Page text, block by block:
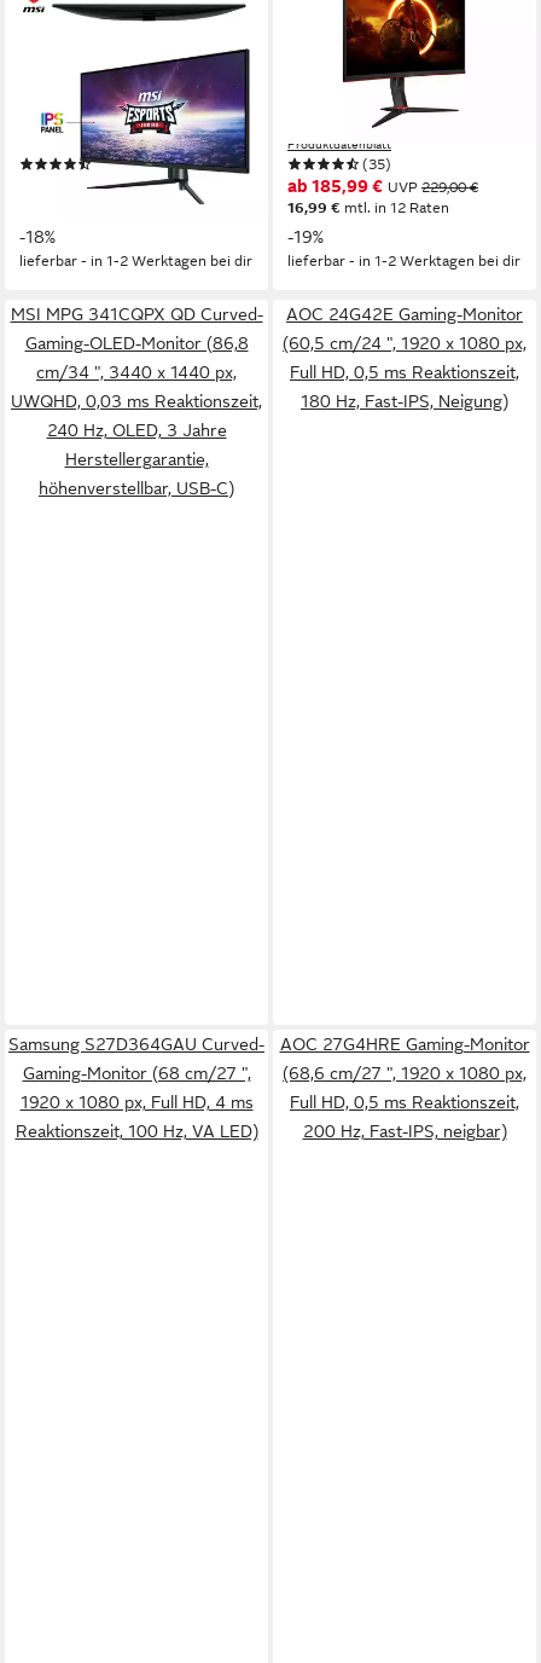
MAG401QR Gaming-LED-
102 cm/ 40 Zoll Diagonale
3440 x 1440 px, UWQHD Auflösung
1 ms Reaktionszeit
Produktdatenblatt
(174)
489,77 € UVP599,00 €
-18%
lieferbar - in 1-2 Werktagen bei dir
C27G2Z3/BK Curved-
Gaming-Monitor
68,6 cm/ 27 Zoll Diagonale
1920 x 1080 px, Full HD
Reaktionszeit
Produktdatenblatt
(35)
ab 185,99 € UVP 229,00 €
16,99 € mtl. in 12 Raten
-19%
lieferbar - in 1-2 Werktagen bei dir
MSI MPG 341CQPX QD Curved-
Gaming-OLED-Monitor (86,8
cm/34 ", 3440 x 1440 px,
UWQHD, 0,03 ms Reaktionszeit,
240 Hz, OLED, 3 Jahre
Herstellergarantie,
höhenverstellbar, USB-C)
AOC 24G42E Gaming-Monitor
(60,5 cm/24 ", 1920 x 1080 px,
Full HD, 0,5 ms Reaktionszeit,
180 Hz, Fast-IPS, Neigung)
Samsung S27D364GAU Curved-
Gaming-Monitor (68 cm/27 ",
1920 x 1080 px, Full HD, 4 ms
Reaktionszeit, 100 Hz, VA LED)
AOC 27G4HRE Gaming-Monitor
(68,6 cm/27 ", 1920 x 1080 px,
Full HD, 0,5 ms Reaktionszeit,
200 Hz, Fast-IPS, neigbar)